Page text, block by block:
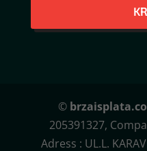
©
205391327,
Adress : UL.L.